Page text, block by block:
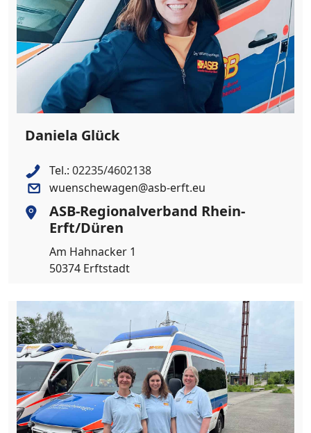
Daniela Glück
Tel.: 02235/4602138
wuenschewagen@asb-erft.eu
ASB-Regionalverband Rhein-
Erft/Düren
Am Hahnacker 1
50374 Erftstadt